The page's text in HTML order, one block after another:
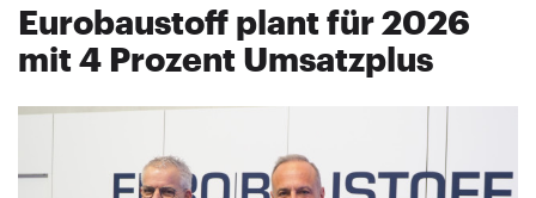
Eurobaustoff plant für 2026
mit 4 Prozent Umsatzplus